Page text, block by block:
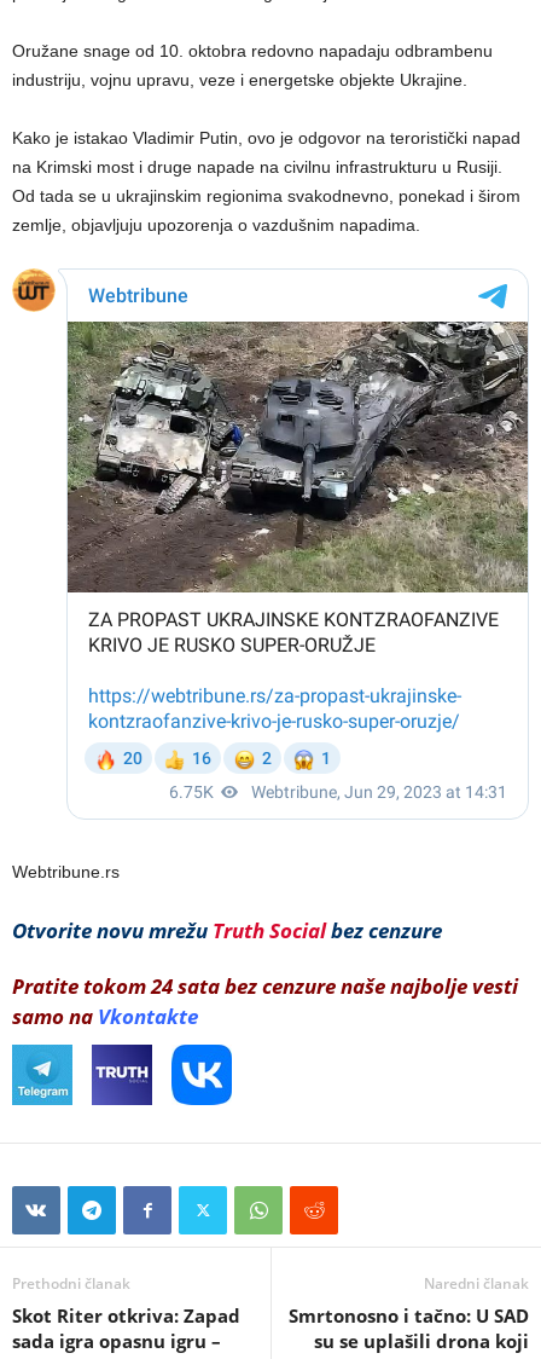
Oružane snage od 10. oktobra redovno napadaju odbrambenu
industriju, vojnu upravu, veze i energetske objekte Ukrajine.
Kako je istakao Vladimir Putin, ovo je odgovor na teroristički napad
na Krimski most i druge napade na civilnu infrastrukturu u Rusiji.
Od tada se u ukrajinskim regionima svakodnevno, ponekad i širom
zemlje, objavljuju upozorenja o vazdušnim napadima.
Webtribune.rs
Otvorite novu mrežu Truth Socialbez cenzure
Pratite tokom 24 sata bez cenzure naše najbolje vesti
samo na Vkontakte
Prethodni članak
Skot Riter otkriva: Zapad
sada igra opasnu igru –
Naredni članak
Smrtonosno i tačno: U SAD
su se uplašili drona koji